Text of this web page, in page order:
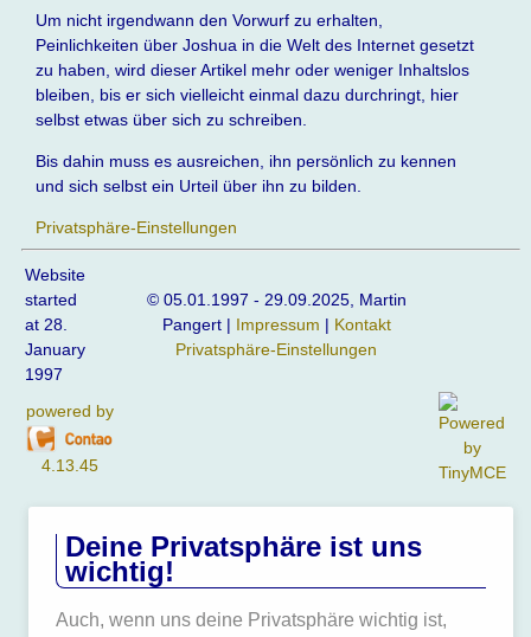
Um nicht irgendwann den Vorwurf zu erhalten,
Peinlichkeiten über Joshua in die Welt des Internet gesetzt
zu haben, wird dieser Artikel mehr oder weniger Inhaltslos
bleiben, bis er sich vielleicht einmal dazu durchringt, hier
selbst etwas über sich zu schreiben.
Bis dahin muss es ausreichen, ihn persönlich zu kennen
und sich selbst ein Urteil über ihn zu bilden.
Privatsphäre-Einstellungen
Website
started
at 28.
January
1997
© 05.01.1997 - 29.09.2025, Martin
Pangert | Impressum | Kontakt
Privatsphäre-Einstellungen
powered by
4.13.45
Deine Privatsphäre ist uns
wichtig!
Auch, wenn uns deine Privatsphäre wichtig ist,